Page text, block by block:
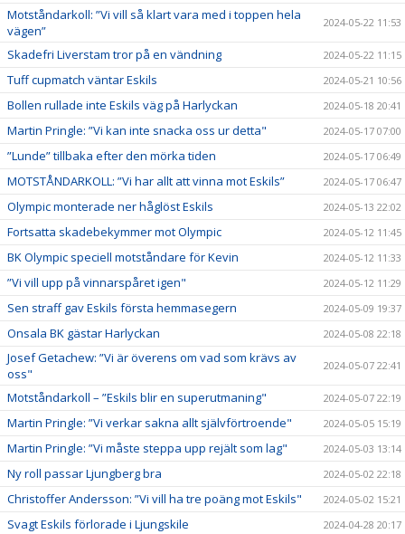
Motståndarkoll: ”Vi vill så klart vara med i toppen hela
vägen”
2024-05-22 11:53
Skadefri Liverstam tror på en vändning 2024-05-22 11:15
Tuff cupmatch väntar Eskils 2024-05-21 10:56
Bollen rullade inte Eskils väg på Harlyckan 2024-05-18 20:41
Martin Pringle: ”Vi kan inte snacka oss ur detta" 2024-05-17 07:00
”Lunde” tillbaka efter den mörka tiden 2024-05-17 06:49
MOTSTÅNDARKOLL: ”Vi har allt att vinna mot Eskils” 2024-05-17 06:47
Olympic monterade ner håglöst Eskils 2024-05-13 22:02
Fortsatta skadebekymmer mot Olympic 2024-05-12 11:45
BK Olympic speciell motståndare för Kevin 2024-05-12 11:33
”Vi vill upp på vinnarspåret igen" 2024-05-12 11:29
Sen straff gav Eskils första hemmasegern 2024-05-09 19:37
Onsala BK gästar Harlyckan 2024-05-08 22:18
Josef Getachew: ”Vi är överens om vad som krävs av
oss"
2024-05-07 22:41
Motståndarkoll – ”Eskils blir en superutmaning" 2024-05-07 22:19
Martin Pringle: ”Vi verkar sakna allt självförtroende" 2024-05-05 15:19
Martin Pringle: ”Vi måste steppa upp rejält som lag" 2024-05-03 13:14
Ny roll passar Ljungberg bra 2024-05-02 22:18
Christoffer Andersson: ”Vi vill ha tre poäng mot Eskils" 2024-05-02 15:21
Svagt Eskils förlorade i Ljungskile 2024-04-28 20:17